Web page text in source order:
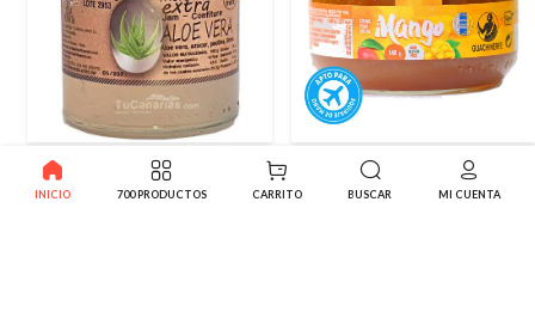
Mermelada Extra Aloe Vera
Natural 260g
Crema de Mango Guachinerfe
INICIO 700 PRODUCTOS CARRITO BUSCAR MI CUENTA